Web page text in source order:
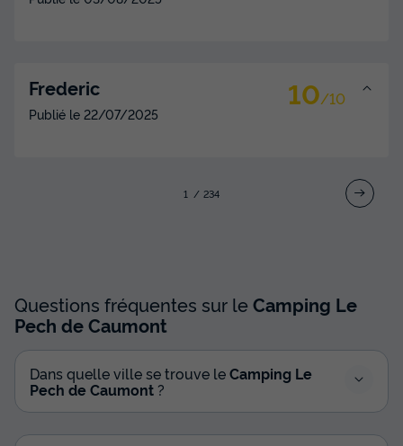
Frederic 10/10
Publié le 22/07/2025
1 234
Questions fréquentes sur leCamping Le
Pech de Caumont
Dans quelle ville se trouve leCamping Le
Pech de Caumont ?